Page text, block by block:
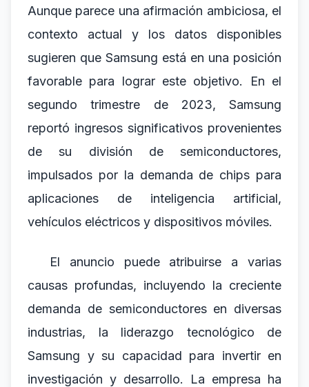
Aunque parece una afirmación ambiciosa, el
contexto actual y los datos disponibles
sugieren que Samsung está en una posición
favorable para lograr este objetivo. En el
segundo trimestre de 2023, Samsung
reportó ingresos significativos provenientes
de su división de semiconductores,
impulsados por la demanda de chips para
aplicaciones de inteligencia artificial,
vehículos eléctricos y dispositivos móviles.
El anuncio puede atribuirse a varias
causas profundas, incluyendo la creciente
demanda de semiconductores en diversas
industrias, la liderazgo tecnológico de
Samsung y su capacidad para invertir en
investigación y desarrollo. La empresa ha